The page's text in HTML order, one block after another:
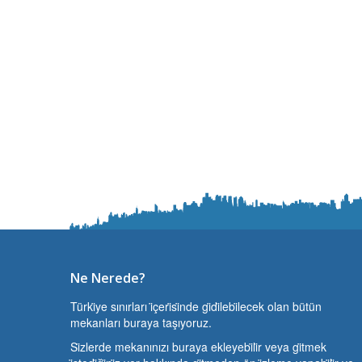
Ne Nerede?
Türki̇ye sınırları i̇çeri̇si̇nde gi̇di̇lebi̇lecek olan bütün
mekanları buraya taşıyoruz.
Si̇zlerde mekanınızı buraya ekleyebi̇li̇r veya gi̇tmek